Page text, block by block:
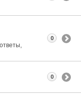
0
0